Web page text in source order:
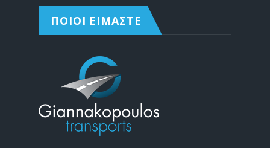
ΠΟΙΟΙ ΕΙΜΑΣΤΕ